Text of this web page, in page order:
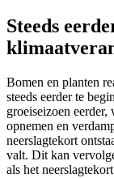
Steeds
Bomen en planten
steeds eerder te
groeiseizoen
opnemen en
neerslagtekort
valt. Dit kan
als het